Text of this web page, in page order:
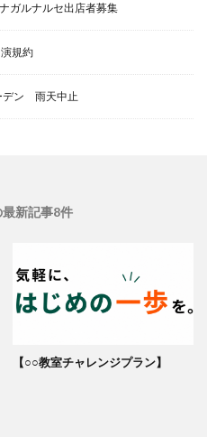
ガルナルセ出店者募集
規約
デン 雨天中止
最新記事8件
【○○教室チャレンジプラン】